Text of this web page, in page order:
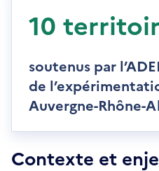
10
soutenus par
de
Auvergne-Rhône-
Contexte et